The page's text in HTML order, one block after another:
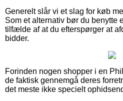
Generelt slår vi et slag for køb
Som et alternativ bør du benytte
tilfælde af at du efterspørger at
bidder.
Forinden nogen shopper i en
de faktisk gennemgå deres
det meste ikke specielt